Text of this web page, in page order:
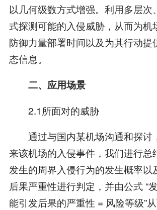
以几何级数方式增强。利用多层次
式探测可能的入侵威胁，从而为机
防御力量部署时间以及为其行动提
态信息。
二、应用场景
2.1所面对的威胁
通过与国内某机场沟通和探讨
来该机场的入侵事件，我们进行总
发生的周界入侵行为的发生概率以
后果严重性进行判定，并由公式 “
能引发后果的严重性 = 风险等级”